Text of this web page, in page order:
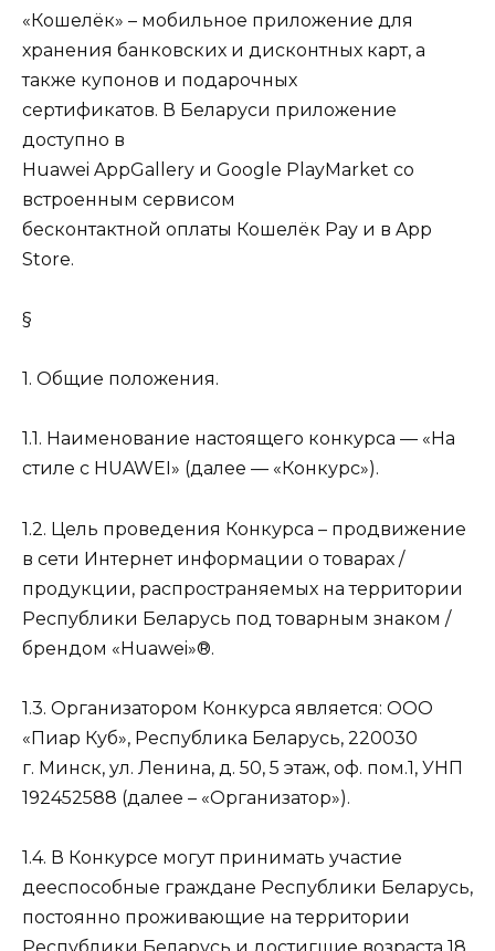
«Кошелёк» – мобильное приложение для
хранения банковских и дисконтных карт, а
также купонов и подарочных
сертификатов. В Беларуси приложение
доступно в
Huawei AppGallery и Google PlayMarket со
встроенным сервисом
бесконтактной оплаты Кошелёк Pay и в App
Store.
§
1. Общие положения.
1.1. Наименование настоящего конкурса — «На
стиле с HUAWEI» (далее — «Конкурс»).
1.2. Цель проведения Конкурса – продвижение
в сети Интернет информации о товарах /
продукции, распространяемых на территории
Республики Беларусь под товарным знаком /
брендом «Huawei»®.
1.3. Организатором Конкурса является: ООО
«Пиар Куб», Республика Беларусь, 220030
г. Минск, ул. Ленина, д. 50, 5 этаж, оф. пом.1, УНП
192452588 (далее – «Организатор»).
1.4. В Конкурсе могут принимать участие
дееспособные граждане Республики Беларусь,
постоянно проживающие на территории